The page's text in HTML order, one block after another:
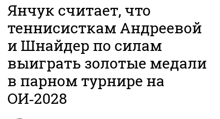
Янчук считает, что
теннисисткам Андреевой
и Шнайдер по силам
выиграть золотые медали
в парном турнире на
ОИ‑2028